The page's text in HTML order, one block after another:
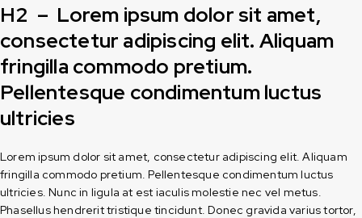
H2 – Lorem ipsum dolor sit amet,
consectetur adipiscing elit. Aliquam
fringilla commodo pretium.
Pellentesque condimentum luctus
ultricies
Lorem ipsum dolor sit amet, consectetur adipiscing elit. Aliquam
fringilla commodo pretium. Pellentesque condimentum luctus
ultricies. Nunc in ligula at est iaculis molestie nec vel metus.
Phasellus hendrerit tristique tincidunt. Donec gravida varius tortor,